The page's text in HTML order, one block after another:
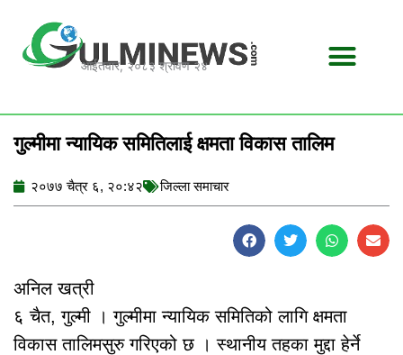
content
आईतवार, २०८३ श्रावण २४
गुल्मीमा न्यायिक समितिलाई क्षमता विकास तालिम
२०७७ चैत्र ६, २०:४२ जिल्ला समाचार
अनिल खत्री
६ चैत, गुल्मी । गुल्मीमा न्यायिक समितिको लागि क्षमता
विकास तालिमसुरु गरिएको छ । स्थानीय तहका मुद्दा हेर्ने